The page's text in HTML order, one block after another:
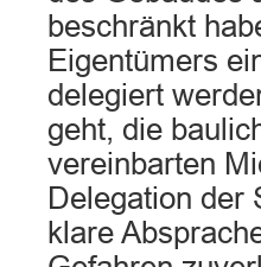
beschränkt
Eigentümers
delegiert
geht, die
vereinbarten
Delegation der
klare